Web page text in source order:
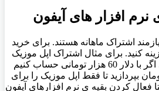
نرم افزار های آیفون
اشتراک ماهانه هستند. برای خرید
کنید. برای مثال اشتراک اپل موزیک
ماهانه حدودا 11 دلار است. اگر با دلار 60 هزار تومانی حساب کنیم
660 هزار تومان بپردازید تا فقط اپل موزیک را برای
فعال کردن بقیه ی نرم افزارهای آیفون